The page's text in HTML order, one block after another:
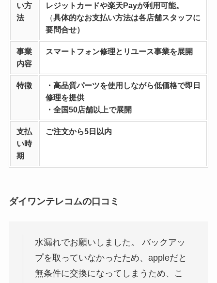
い方
法
レジットカードや楽天Payが利用可能。
（具体的なお支払い方法は各店舗スタッフに
要問合せ）
事業
内容
スマートフォン修理とリユース事業を展開
特徴
・高品質パーツを使用しながら低価格で即日
修理を提供
・全国50店舗以上で展開
支払
い時
期
ご注文から5日以内
ダイワンテレコムの口コミ
水漏れでお願いしました。 バックアッ
プを取っていなかったため、appleだと
無条件に交換になってしまうため、こ